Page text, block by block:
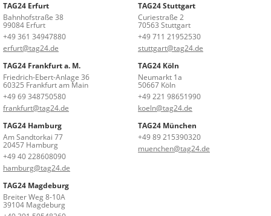
TAG24 Erfurt
Bahnhofstraße 38
99084 Erfurt
+49 361 34947880
erfurt@tag24.de
TAG24 Stuttgart
Curiestraße 2
70563 Stuttgart
+49 711 21952530
stuttgart@tag24.de
TAG24 Frankfurt a. M.
Friedrich-Ebert-Anlage 36
60325 Frankfurt am Main
+49 69 348750580
frankfurt@tag24.de
TAG24 Köln
Neumarkt 1a
50667 Köln
+49 221 98651990
koeln@tag24.de
TAG24 Hamburg
Am Sandtorkai 77
20457 Hamburg
+49 40 228608090
hamburg@tag24.de
TAG24 München
+49 89 215390320
muenchen@tag24.de
TAG24 Magdeburg
Breiter Weg 8-10A
39104 Magdeburg